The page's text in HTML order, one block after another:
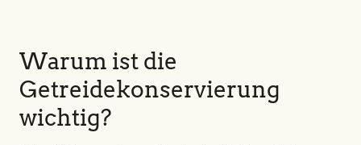
Warum ist die
Getreidekonservierung
wichtig?